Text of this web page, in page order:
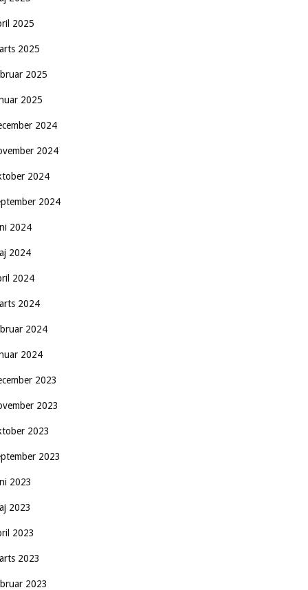
2025
2025
2025
2025
2024
2024
2024
2024
2024
2024
2024
2024
2024
2024
2023
2023
2023
2023
2023
2023
2023
2023
2023